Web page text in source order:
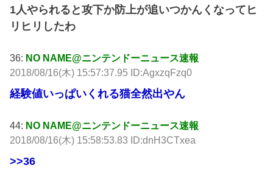
1人やられると攻下か防上が追いつかんくなってヒ
リヒリしたわ
36: NO NAME@ニンテンドーニュース速報
2018/08/16(木) 15:57:37.95 ID:AgxzqFzq0
経験値いっぱいくれる猫全然出やん
44: NO NAME@ニンテンドーニュース速報
2018/08/16(木) 15:58:53.83 ID:dnH3CTxea
>>36